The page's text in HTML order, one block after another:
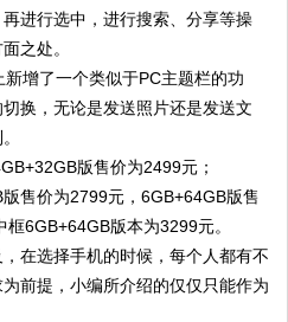
进行选中，进行搜索、分享等操
之处。
增了一个类似于PC主题栏的功
换，无论是发送照片还是发送文
版售价为2499元；
售价为2799元，6GB+64GB版售
6GB+64GB版本为3299元。
在选择手机的时候，每个人都有不
前提，小编所介绍的仅仅只能作为